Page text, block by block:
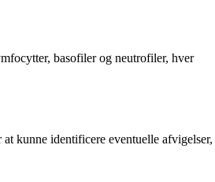
basofiler og neutrofiler, hver
kunne identificere eventuelle afvigelser,